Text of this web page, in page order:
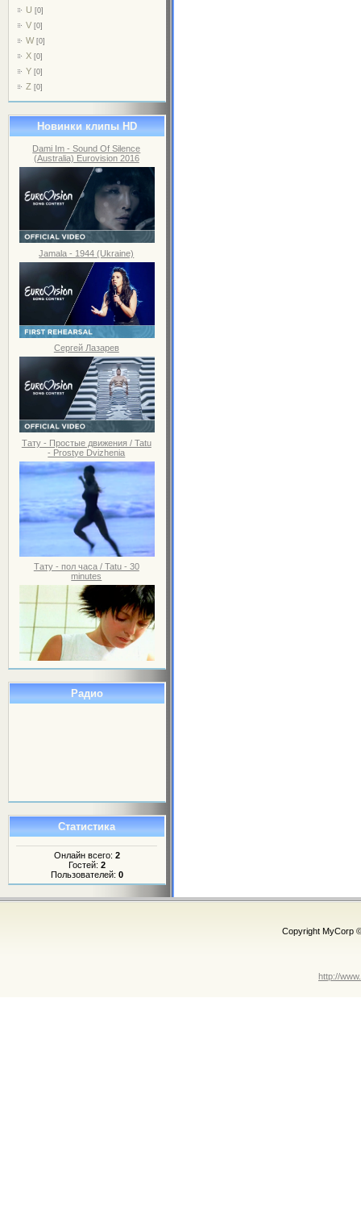
U [0]
V [0]
W [0]
X [0]
Y [0]
Z [0]
Новинки клипы HD
Dami Im - Sound Of Silence
(Australia) Eurovision 2016
Jamala - 1944 (Ukraine)
Сергей Лазарев
Тату - Простые движения / Tatu
- Prostye Dvizhenia
Тату - пол часа / Tatu - 30
minutes
Радио
Статистика
Онлайн всего: 2
Гостей: 2
Пользователей: 0
Copyright MyCorp
http://